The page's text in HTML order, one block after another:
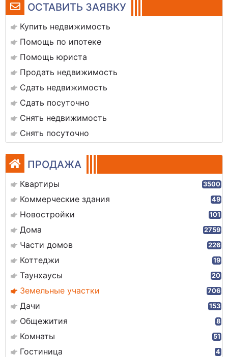
ОСТАВИТЬ ЗАЯВКУ
Купить недвижимость
Помощь по ипотеке
Помощь юриста
Продать недвижимость
Сдать недвижимость
Сдать посуточно
Снять недвижимость
Снять посуточно
ПРОДАЖА
Квартиры 3500
Коммерческие здания 49
Новостройки 101
Дома 2759
Части домов 226
Коттеджи 19
Таунхаусы 20
Земельные участки 706
Дачи 153
Общежития 8
Комнаты 51
Гостиница 4